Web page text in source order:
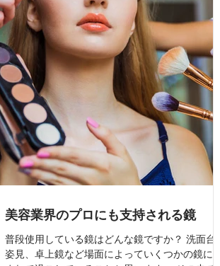
美容業界のプロにも支持される鏡
普段使用している鏡はどんな鏡ですか？ 洗面台や
姿見、卓上鏡など場面によっていくつかの鏡に囲